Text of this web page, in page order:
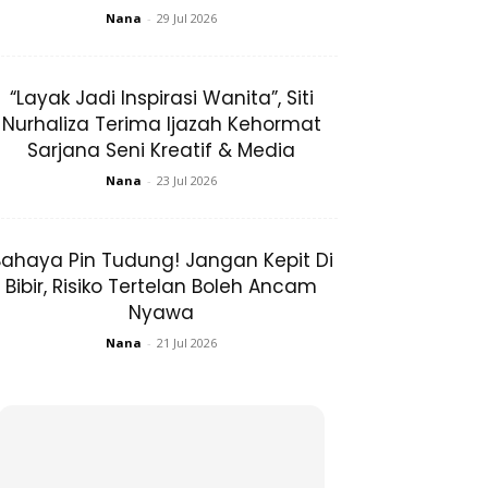
Nana - 29 Jul 2026
“Layak Jadi Inspirasi Wanita”, Siti
Nurhaliza Terima Ijazah Kehormat
Sarjana Seni Kreatif & Media
Nana - 23 Jul 2026
Pin Tudung! Jangan Kepit Di
Bibir, Risiko Tertelan Boleh Ancam
Nyawa
Nana - 21 Jul 2026